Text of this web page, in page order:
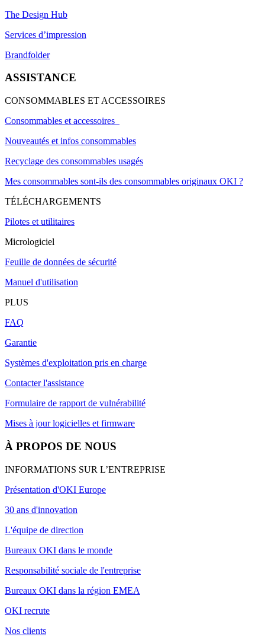
The Design Hub
Services d’impression
Brandfolder
ASSISTANCE
CONSOMMABLES ET ACCESSOIRES
Consommables et accessoires
Nouveautés et infos consommables
Recyclage des consommables usagés
Mes consommables sont-ils des consommables originaux OKI ?
TÉLÉCHARGEMENTS
Pilotes et utilitaires
Micrologiciel
Feuille de données de sécurité
Manuel d'utilisation
PLUS
FAQ
Garantie
Systèmes d'exploitation pris en charge
Contacter l'assistance
Formulaire de rapport de vulnérabilité
Mises à jour logicielles et firmware
À PROPOS DE NOUS
INFORMATIONS SUR L’ENTREPRISE
Présentation d'OKI Europe
30 ans d'innovation
L'équipe de direction
Bureaux OKI dans le monde
Responsabilité sociale de l'entreprise
Bureaux OKI dans la région EMEA
OKI recrute
Nos clients